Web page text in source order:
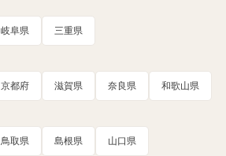
岐阜県 三重県
京都府 滋賀県 奈良県 和歌山県
鳥取県 島根県 山口県